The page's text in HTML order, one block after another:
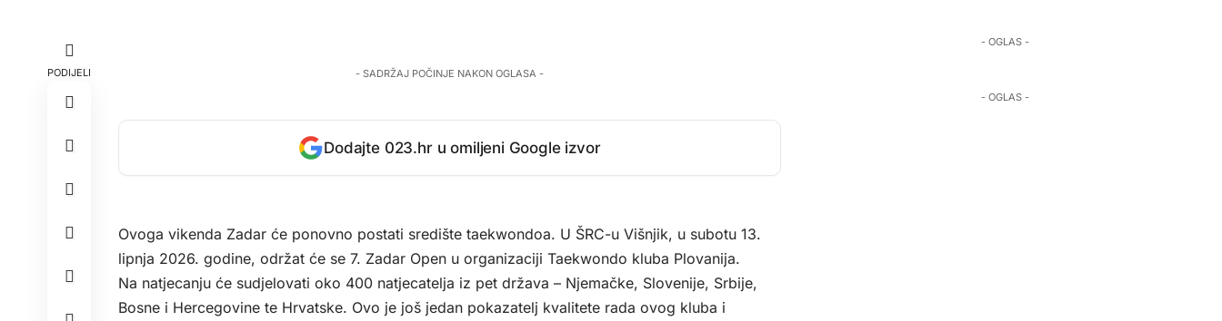
PODIJELI - SADRŽAJ POČINJE NAKON OGLASA -
Dodajte 023.hr u omiljeni Google izvor
Ovoga vikenda Zadar će ponovno postati središte taekwondoa. U ŠRC-u Višnjik, u subotu 13.
lipnja 2026. godine, održat će se 7. Zadar Open u organizaciji Taekwondo kluba Plovanija.
Na natjecanju će sudjelovati oko 400 natjecatelja iz pet država – Njemačke, Slovenije, Srbije,
Bosne i Hercegovine te Hrvatske. Ovo je još jedan pokazatelj kvalitete rada ovog kluba i
- OGLAS -
- OGLAS -